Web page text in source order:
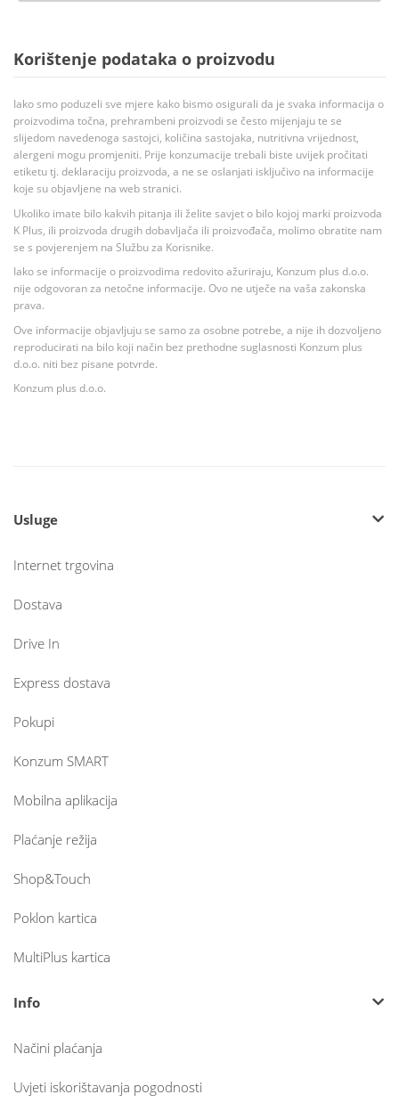
Korištenje podataka o proizvodu
Iako smo poduzeli sve mjere kako bismo osigurali da je svaka informacija o
proizvodima točna, prehrambeni proizvodi se često mijenjaju te se
slijedom navedenoga sastojci, količina sastojaka, nutritivna vrijednost,
alergeni mogu promjeniti. Prije konzumacije trebali biste uvijek pročitati
etiketu tj. deklaraciju proizvoda, a ne se oslanjati isključivo na informacije
koje su objavljene na web stranici.
Ukoliko imate bilo kakvih pitanja ili želite savjet o bilo kojoj marki proizvoda
K Plus, ili proizvoda drugih dobavljača ili proizvođača, molimo obratite nam
se s povjerenjem na Službu za Korisnike.
Iako se informacije o proizvodima redovito ažuriraju, Konzum plus d.o.o.
nije odgovoran za netočne informacije. Ovo ne utječe na vaša zakonska
prava.
Ove informacije objavljuju se samo za osobne potrebe, a nije ih dozvoljeno
reproducirati na bilo koji način bez prethodne suglasnosti Konzum plus
d.o.o. niti bez pisane potvrde.
Konzum plus d.o.o.
Usluge
Internet trgovina
Dostava
Drive In
Express dostava
Pokupi
Konzum SMART
Mobilna aplikacija
Plaćanje režija
Shop&Touch
Poklon kartica
MultiPlus kartica
Info
Načini plaćanja
Uvjeti iskorištavanja pogodnosti